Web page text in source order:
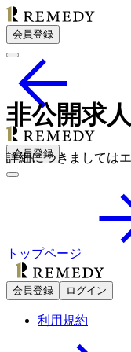
会員登録
会員登録
非公開求人
詳細につきましては
トップページ
会員登録 ログイン
利用規約